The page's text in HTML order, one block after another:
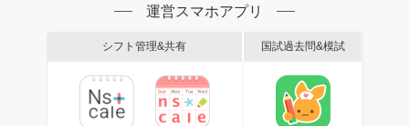
運営スマホアプリ
シフト管理&共有 国試過去問&模試